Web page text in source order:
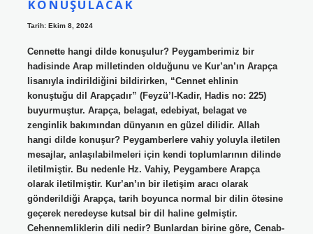
KONUŞULACAK
Tarih: Ekim 8, 2024
Cennette hangi dilde konuşulur? Peygamberimiz bir
hadisinde Arap milletinden olduğunu ve Kur’an’ın Arapça
lisanıyla indirildiğini bildirirken, “Cennet ehlinin
konuştuğu dil Arapçadır” (Feyzü’l-Kadir, Hadis no: 225)
buyurmuştur. Arapça, belagat, edebiyat, belagat ve
zenginlik bakımından dünyanın en güzel dilidir. Allah
hangi dilde konuşur? Peygamberlere vahiy yoluyla iletilen
mesajlar, anlaşılabilmeleri için kendi toplumlarının dilinde
iletilmiştir. Bu nedenle Hz. Vahiy, Peygambere Arapça
olarak iletilmiştir. Kur’an’ın bir iletişim aracı olarak
gönderildiği Arapça, tarih boyunca normal bir dilin ötesine
geçerek neredeyse kutsal bir dil haline gelmiştir.
Cehennemliklerin dili nedir? Bunlardan birine göre, Cenab-